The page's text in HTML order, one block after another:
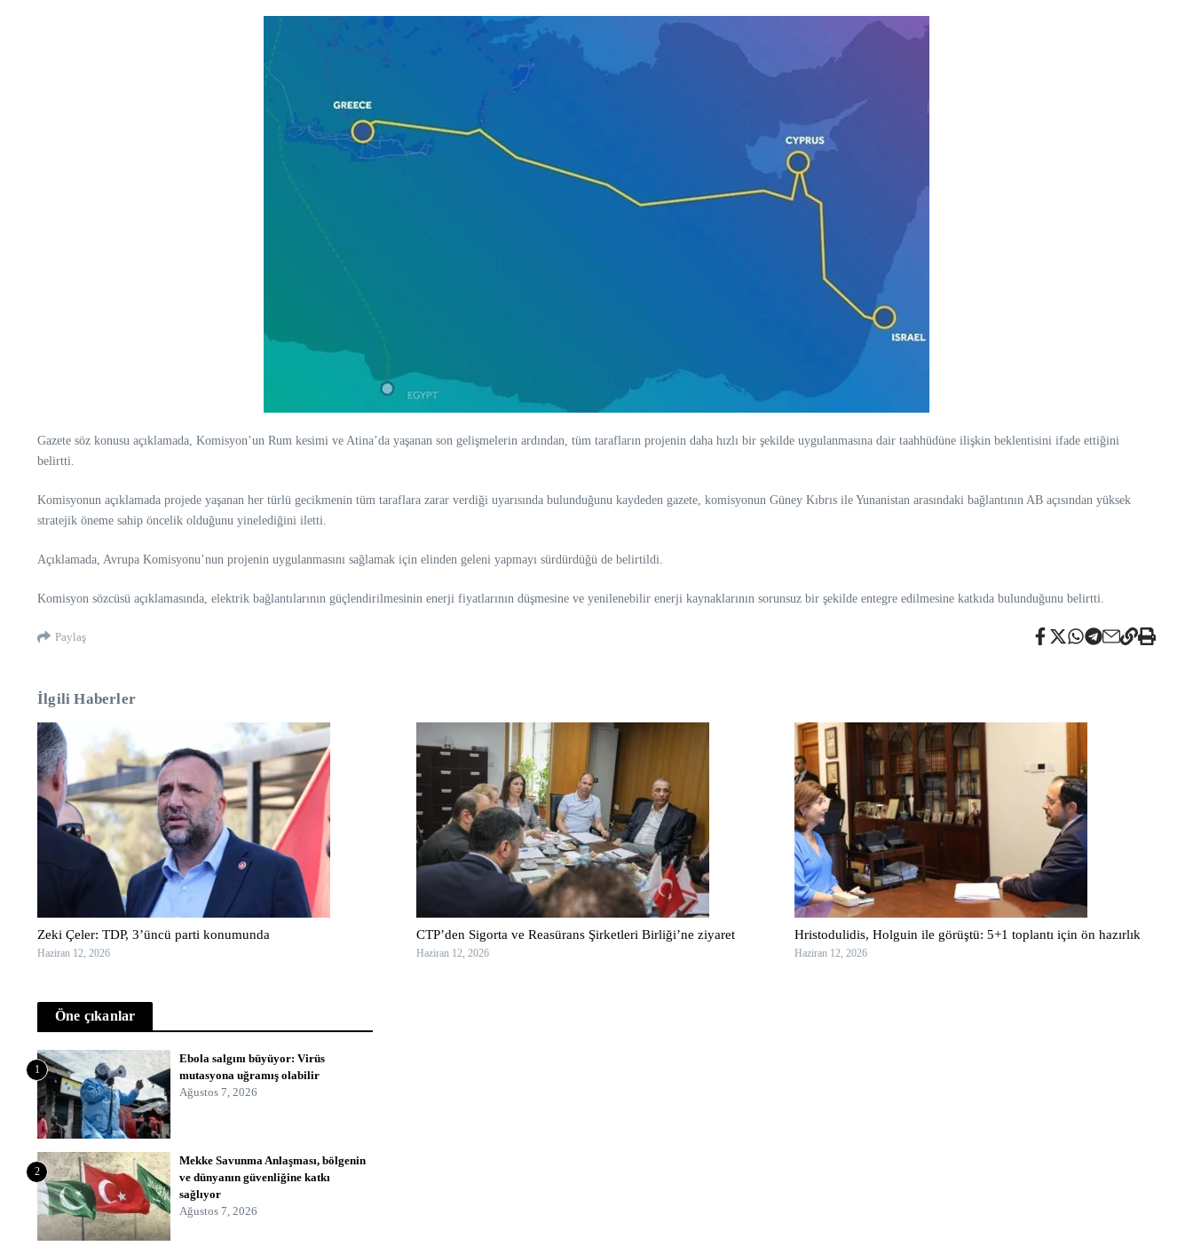
Gazete söz konusu açıklamada, Komisyon’un Rum kesimi ve Atina’da yaşanan son gelişmelerin ardından, tüm tarafların projenin daha hızlı bir şekilde uygulanmasına dair taahhüdüne ilişkin beklentisini ifade ettiğini
belirtti.
Komisyonun açıklamada projede yaşanan her türlü gecikmenin tüm taraflara zarar verdiği uyarısında bulunduğunu kaydeden gazete, komisyonun Güney Kıbrıs ile Yunanistan arasındaki bağlantının AB açısından yüksek
stratejik öneme sahip öncelik olduğunu yinelediğini iletti.
Açıklamada, Avrupa Komisyonu’nun projenin uygulanmasını sağlamak için elinden geleni yapmayı sürdürdüğü de belirtildi.
Komisyon sözcüsü açıklamasında, elektrik bağlantılarının güçlendirilmesinin enerji fiyatlarının düşmesine ve yenilenebilir enerji kaynaklarının sorunsuz bir şekilde entegre edilmesine katkıda bulunduğunu belirtti.
Paylaş
İlgili Haberler
Zeki Çeler: TDP, 3’üncü parti konumunda
Haziran 12, 2026
CTP’den Sigorta ve Reasürans Şirketleri Birliği’ne ziyaret
Haziran 12, 2026
Hristodulidis, Holguin ile görüştü: 5+1 toplantı için ön hazırlık
Haziran 12, 2026
Öne çıkanlar
1
Ebola salgını büyüyor: Virüs
mutasyona uğramış olabilir
Ağustos 7, 2026
2
Mekke Savunma Anlaşması, bölgenin
ve dünyanın güvenliğine katkı
sağlıyor
Ağustos 7, 2026